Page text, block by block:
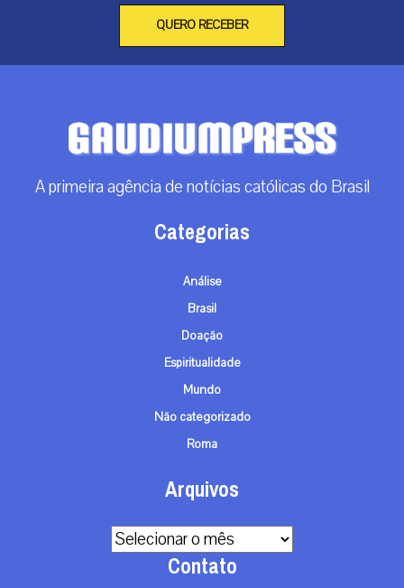
QUERO RECEBER
A primeira agência de notícias católicas do Brasil
Categorias
Análise
Brasil
Doação
Espiritualidade
Mundo
Não categorizado
Roma
Arquivos
Arquivos
Contato